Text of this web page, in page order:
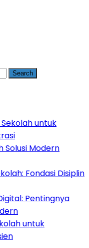
untuk
Solusi Modern
Fondasi Disiplin
Pentingnya
untuk